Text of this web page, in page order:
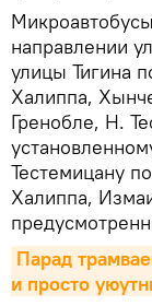
направлении
улицы Тигина
Халиппа,
Гренобле, Н.
Тестемицану
Халиппа,
Парад
и просто